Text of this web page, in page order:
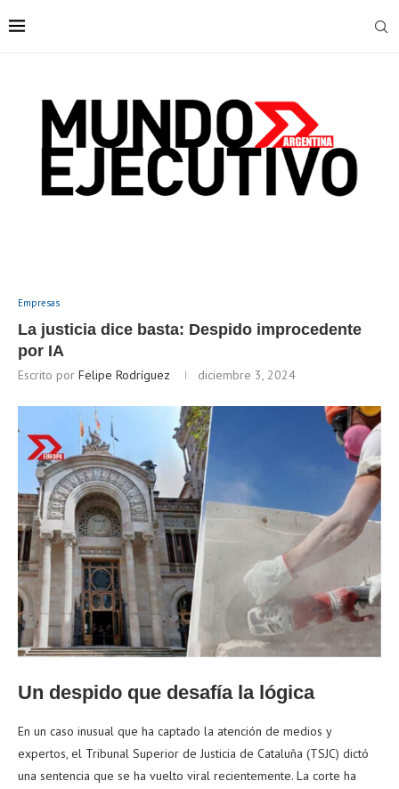
Empresas
La justicia dice basta: Despido improcedente
por IA
Escrito por Felipe Rodríguez diciembre 3, 2024
Un despido que desafía la lógica
En un caso inusual que ha captado la atención de medios y
expertos, el Tribunal Superior de Justicia de Cataluña (TSJC) dictó
una sentencia que se ha vuelto viral recientemente. La corte ha